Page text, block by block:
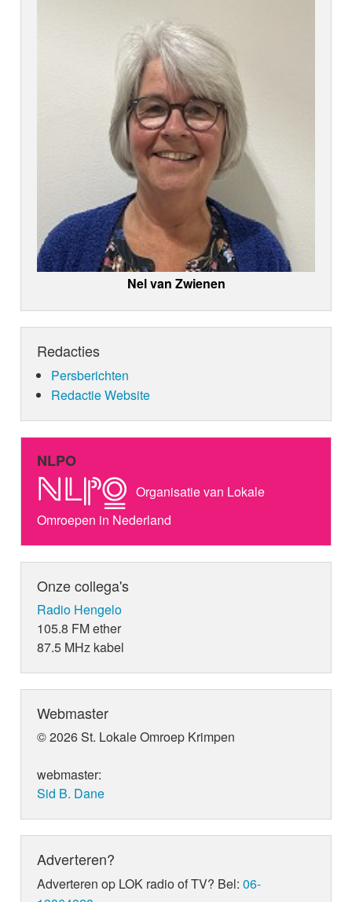
Nel van Zwienen
Redacties
Persberichten
Redactie Website
NLPO
Organisatie van Lokale
Omroepen in Nederland
Onze collega's
Radio Hengelo
105.8 FM ether
87.5 MHz kabel
Webmaster
© 2026 St. Lokale Omroep Krimpen
webmaster:
Sid B. Dane
Adverteren?
Adverteren op LOK radio of TV? Bel:06-